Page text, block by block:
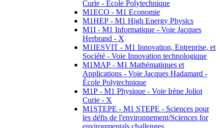
Curie - Ecole Polytechnique
M1ECO - M1 Economie
M1HEP - M1 High Energy Physics
M1I - M1 Informatique - Voie Jacques
Herbrand - X
M1IESVIT - M1 Innovation, Entreprise, et
Société - Voie Innovation technologique
M1MAP - M1 Mathématiques et
Applications - Voie Jacques Hadamard -
École Polytechnique
M1P - M1 Physique - Voie Irène Joliot
Curie - X
M1STEPE - M1 STEPE - Sciences pour
les défis de l'environnement/Sciences for
environmentals challenges